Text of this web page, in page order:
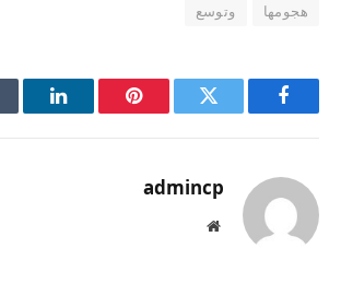
هجومها
وتوسع
فيسبوك تويتر بينتيريستلينكدإن
admincp
موقع